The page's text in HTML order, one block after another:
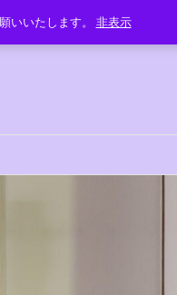
いいたします。 非表示